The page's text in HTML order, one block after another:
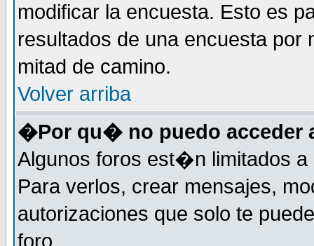
modificar la encuesta. Esto es
resultados de una encuesta
mitad de camino.
Volver arriba
�Por qu� no puedo acceder
Algunos foros est�n limitados
Para verlos, crear mensajes,
autorizaciones que solo te
foro.